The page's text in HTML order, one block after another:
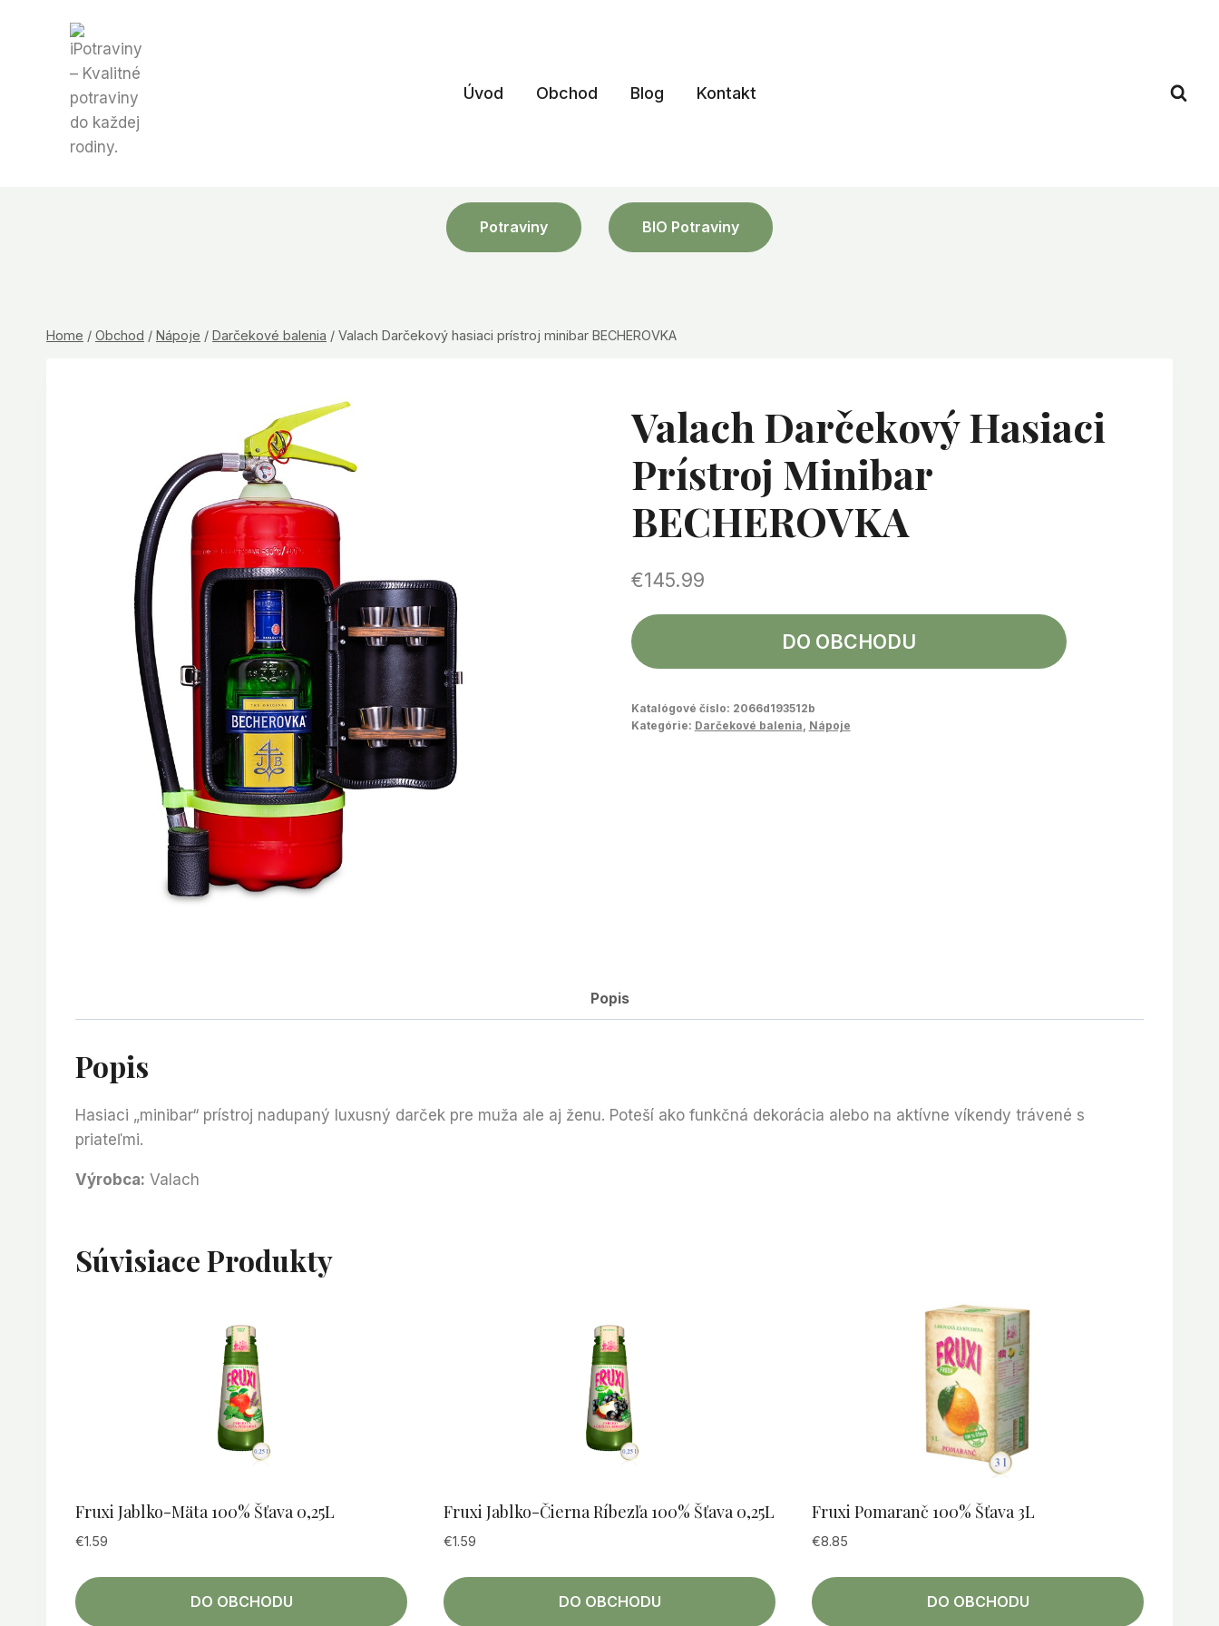
Úvod Obchod Blog Kontakt
Potraviny BIO Potraviny
Home / Obchod / Nápoje / Darčekové balenia / Valach Darčekový hasiaci prístroj minibar BECHEROVKA
Valach Darčekový Hasiaci
Prístroj Minibar
BECHEROVKA
€145.99
DO OBCHODU
Katalógové číslo: 2066d193512b
Kategórie: Darčekové balenia Nápoje
Popis
Popis
Hasiaci „minibar“ prístroj nadupaný luxusný darček pre muža ale aj ženu. Poteší ako funkčná dekorácia alebo na aktívne víkendy trávené s
priateľmi.
Výrobca: Valach
Súvisiace Produkty
Fruxi Jablko-Mäta 100% Šťava 0,25L
€1.59
DO OBCHODU
Fruxi Jablko-Čierna Ríbezľa 100% Šťava 0,25L
€1.59
DO OBCHODU
Fruxi Pomaranč 100% Šťava 3L
€8.85
DO OBCHODU